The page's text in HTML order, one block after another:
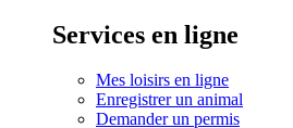
Services en ligne
Mes loisirs en ligne
Enregistrer un animal
Demander un permis